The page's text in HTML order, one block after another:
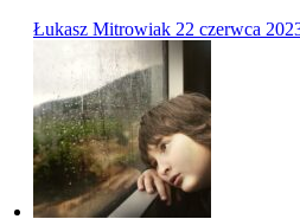
Łukasz Mitrowiak 22 czerwca